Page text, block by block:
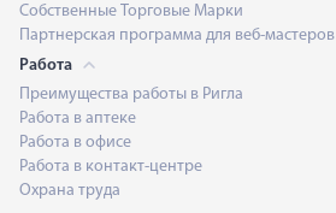
Собственные Торговые Марки
Партнерская программа для веб-мастеров
Работа
Преимущества работы в Ригла
Работа в аптеке
Работа в офисе
Работа в контакт-центре
Охрана труда